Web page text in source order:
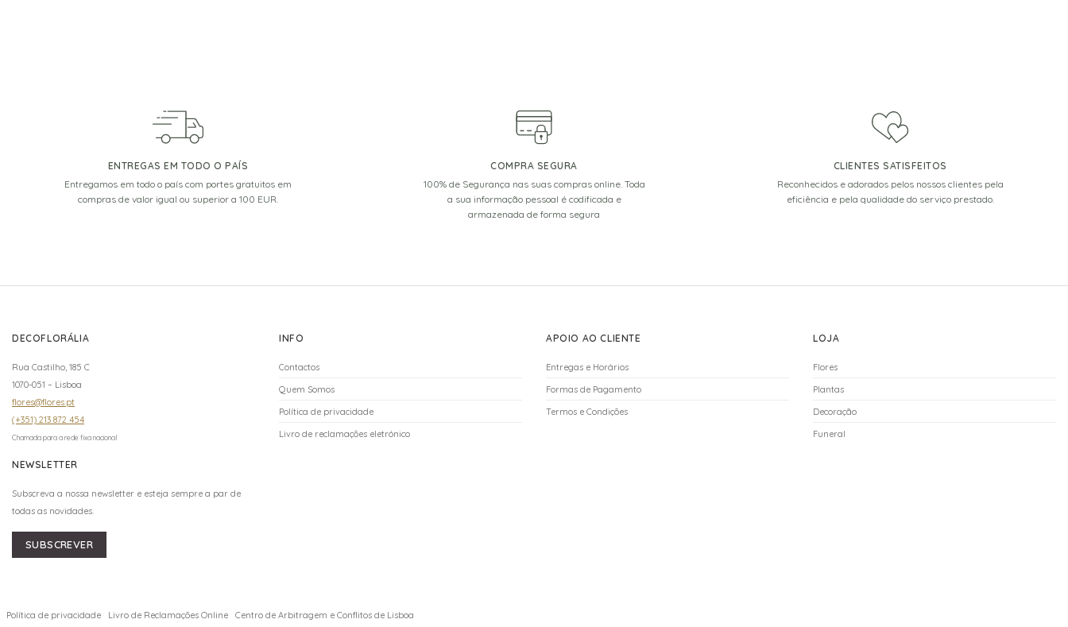
ENTREGAS EM TODO O PAÍS
Entregamos em todo o país com portes gratuitos em
compras de valor igual ou superior a 100 EUR.
COMPRA SEGURA
100% de Segurança nas suas compras online. Toda
a sua informação pessoal é codificada e
armazenada de forma segura
CLIENTES SATISFEITOS
Reconhecidos e adorados pelos nossos clientes pela
eficiência e pela qualidade do serviço prestado.
DECOFLORÁLIA
Rua Castilho, 185 C
1070-051 – Lisboa
flores@flores.pt
(+351) 213 872 454
Chamada para a rede fixa nacional
NEWSLETTER
Subscreva a nossa newsletter e esteja sempre a par de
todas as novidades.
SUBSCREVER
INFO
Contactos
Quem Somos
Política de privacidade
Livro de reclamações eletrónico
APOIO AO CLIENTE
Entregas e Horários
Formas de Pagamento
Termos e Condições
LOJA
Flores
Plantas
Decoração
Funeral
Política de privacidade Livro de Reclamações Online Centro de Arbitragem e Conflitos de Lisboa